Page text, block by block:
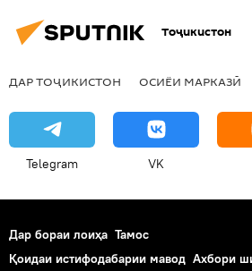
Тоҷикистон
ДАР ТОҶИКИСТОН ОСИЁИ МАРКАЗӢ
Telegram VK
Дар бораи лоиҳа Тамос
Қоидаи истифодабарии мавод Ахбори